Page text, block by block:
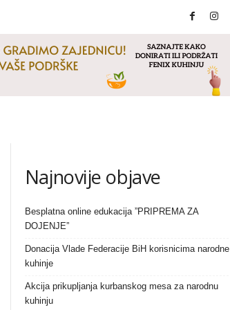
Najnovije objave
Besplatna online edukacija ”PRIPREMA ZA
DOJENJE”
Donacija Vlade Federacije BiH korisnicima narodne
kuhinje
Akcija prikupljanja kurbanskog mesa za narodnu
kuhinju